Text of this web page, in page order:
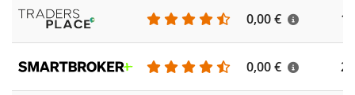
0,00 €
0,00 €